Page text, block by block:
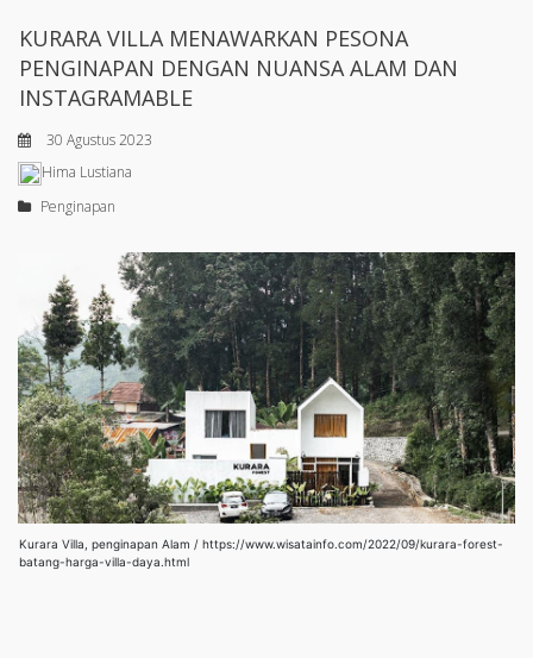
KURARA VILLA MENAWARKAN PESONA
PENGINAPAN DENGAN NUANSA ALAM DAN
INSTAGRAMABLE
30 Agustus 2023
Hima Lustiana
Penginapan
Kurara Villa, penginapan Alam / https://www.wisatainfo.com/2022/09/kurara-forest-
batang-harga-villa-daya.html